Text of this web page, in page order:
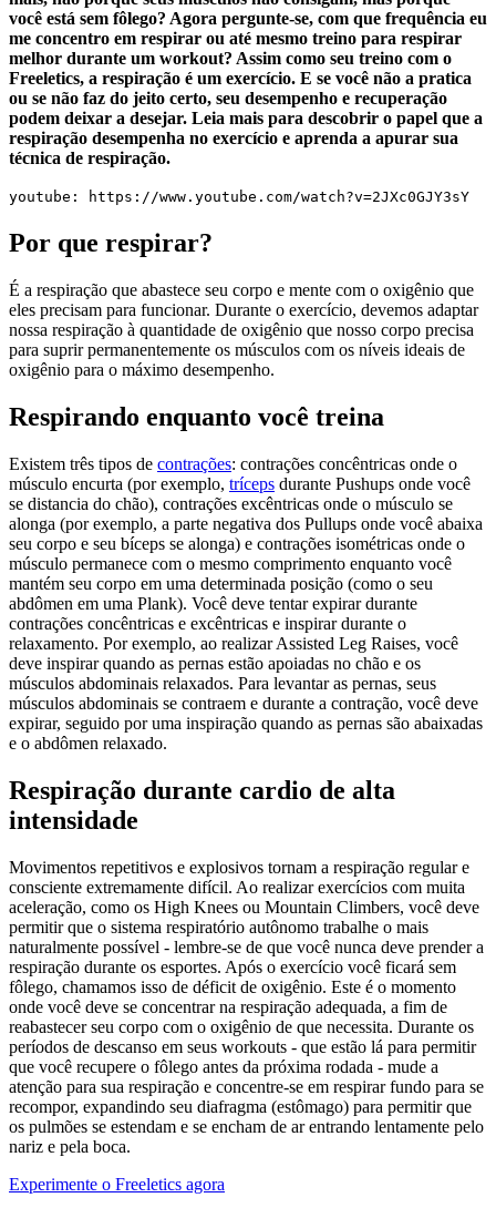
você está sem fôlego? Agora pergunte-se, com que frequência eu
me concentro em respirar ou até mesmo treino para respirar
melhor durante um workout? Assim como seu treino com o
Freeletics, a respiração é um exercício. E se você não a pratica
ou se não faz do jeito certo, seu desempenho e recuperação
podem deixar a desejar. Leia mais para descobrir o papel que a
respiração desempenha no exercício e aprenda a apurar sua
técnica de respiração.
youtube: https://www.youtube.com/watch?v=2JXc0GJY3sY
Por que respirar?
É a respiração que abastece seu corpo e mente com o oxigênio que
eles precisam para funcionar. Durante o exercício, devemos adaptar
nossa respiração à quantidade de oxigênio que nosso corpo precisa
para suprir permanentemente os músculos com os níveis ideais de
oxigênio para o máximo desempenho.
Respirando enquanto você treina
Existem três tipos de contrações: contrações concêntricas onde o
músculo encurta (por exemplo, tríceps durante Pushups onde você
se distancia do chão), contrações excêntricas onde o músculo se
alonga (por exemplo, a parte negativa dos Pullups onde você abaixa
seu corpo e seu bíceps se alonga) e contrações isométricas onde o
músculo permanece com o mesmo comprimento enquanto você
mantém seu corpo em uma determinada posição (como o seu
abdômen em uma Plank). Você deve tentar expirar durante
contrações concêntricas e excêntricas e inspirar durante o
relaxamento. Por exemplo, ao realizar Assisted Leg Raises, você
deve inspirar quando as pernas estão apoiadas no chão e os
músculos abdominais relaxados. Para levantar as pernas, seus
músculos abdominais se contraem e durante a contração, você deve
expirar, seguido por uma inspiração quando as pernas são abaixadas
e o abdômen relaxado.
Respiração durante cardio de alta
intensidade
Movimentos repetitivos e explosivos tornam a respiração regular e
consciente extremamente difícil. Ao realizar exercícios com muita
aceleração, como os High Knees ou Mountain Climbers, você deve
permitir que o sistema respiratório autônomo trabalhe o mais
naturalmente possível - lembre-se de que você nunca deve prender a
respiração durante os esportes. Após o exercício você ficará sem
fôlego, chamamos isso de déficit de oxigênio. Este é o momento
onde você deve se concentrar na respiração adequada, a fim de
reabastecer seu corpo com o oxigênio de que necessita. Durante os
períodos de descanso em seus workouts - que estão lá para permitir
que você recupere o fôlego antes da próxima rodada - mude a
atenção para sua respiração e concentre-se em respirar fundo para se
recompor, expandindo seu diafragma (estômago) para permitir que
os pulmões se estendam e se encham de ar entrando lentamente pelo
nariz e pela boca.
Experimente o Freeletics agora